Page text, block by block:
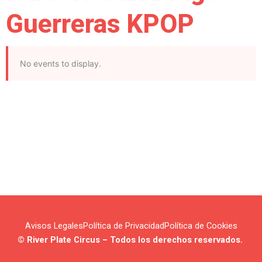
Guerreras KPOP
No events to display.
Avisos LegalesPolítica de Privacidad Política de Cookies
© River Plate Circus – Todos los derechos reservados.